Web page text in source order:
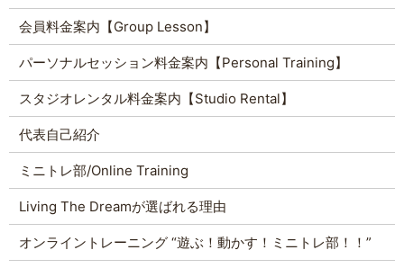
会員料金案内【Group Lesson】
パーソナルセッション料金案内【Personal Training】
スタジオレンタル料金案内【Studio Rental】
代表自己紹介
ミニトレ部/Online Training
Living The Dreamが選ばれる理由
オンライントレーニング “遊ぶ！動かす！ミニトレ部！！”